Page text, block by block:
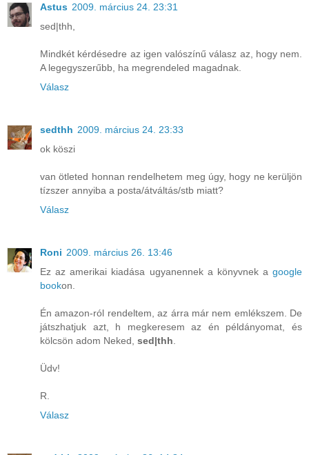
Astus 2009. március 24. 23:31
sed|thh,
Mindkét kérdésedre az igen valószínű válasz az, hogy nem.
A legegyszerűbb, ha megrendeled magadnak.
Válasz
sedthh 2009. március 24. 23:33
ok köszi
van ötleted honnan rendelhetem meg úgy, hogy ne kerüljön
tízszer annyiba a posta/átváltás/stb miatt?
Válasz
Roni 2009. március 26. 13:46
Ez az amerikai kiadása ugyanennek a könyvnek a google
bookon.
Én amazon-ról rendeltem, az árra már nem emlékszem. De
játszhatjuk azt, h megkeresem az én példányomat, és
kölcsön adom Neked, sed|thh
Üdv!
R.
Válasz